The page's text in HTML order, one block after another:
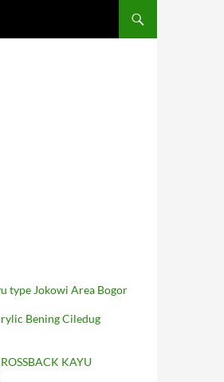
type Jokowi Area Bogor
Bening Ciledug
KAYU